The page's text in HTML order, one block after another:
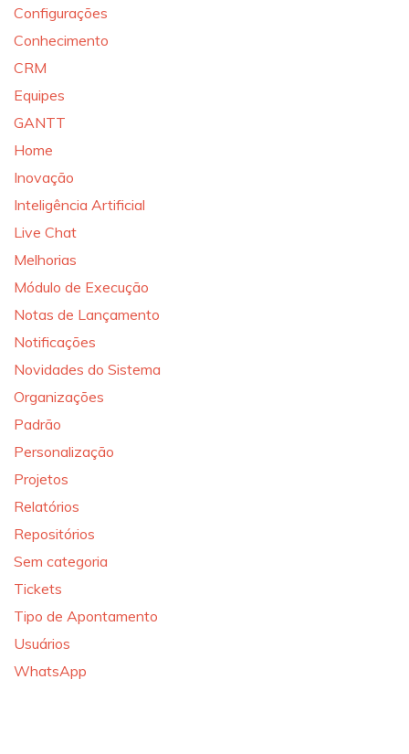
Configurações
Conhecimento
CRM
Equipes
GANTT
Home
Inovação
Inteligência Artificial
Live Chat
Melhorias
Módulo de Execução
Notas de Lançamento
Notificações
Novidades do Sistema
Organizações
Padrão
Personalização
Projetos
Relatórios
Repositórios
Sem categoria
Tickets
Tipo de Apontamento
Usuários
WhatsApp